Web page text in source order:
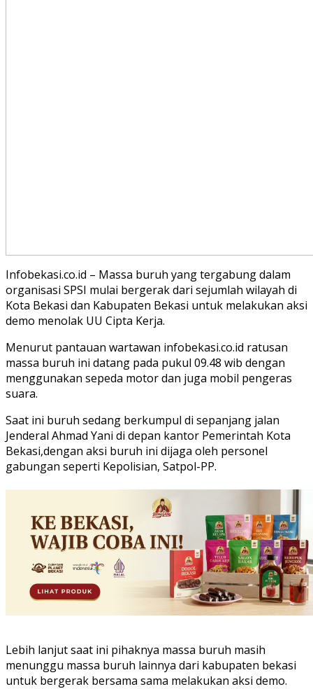
Infobekasi.co.id – Massa buruh yang tergabung dalam
organisasi SPSI mulai bergerak dari sejumlah wilayah di
Kota Bekasi dan Kabupaten Bekasi untuk melakukan aksi
demo menolak UU Cipta Kerja.
Menurut pantauan wartawan infobekasi.co.id ratusan
massa buruh ini datang pada pukul 09.48 wib dengan
menggunakan sepeda motor dan juga mobil pengeras
suara.
Saat ini buruh sedang berkumpul di sepanjang jalan
Jenderal Ahmad Yani di depan kantor Pemerintah Kota
Bekasi,dengan aksi buruh ini dijaga oleh personel
gabungan seperti Kepolisian, Satpol-PP.
Lebih lanjut saat ini pihaknya massa buruh masih
menunggu massa buruh lainnya dari kabupaten bekasi
untuk bergerak bersama sama melakukan aksi demo.